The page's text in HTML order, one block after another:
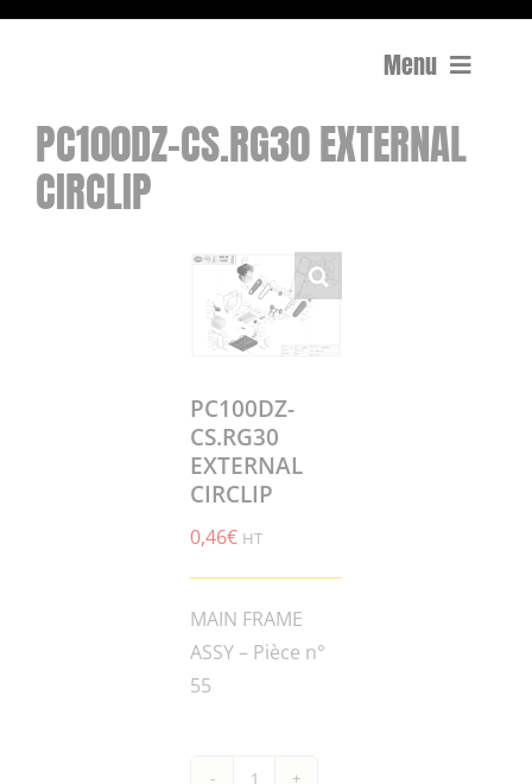
Menu
Compactage
Équipements de chantier
Surfaçage et rectification des sols
PC100DZ-CS.RG30 EXTERNAL
CIRCLIP
PC100DZ-
CS.RG30
EXTERNAL
CIRCLIP
0,46€ HT
MAIN FRAME
ASSY – Pièce n°
55